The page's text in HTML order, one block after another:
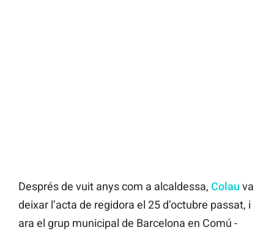
Després de vuit anys com a alcaldessa, Colau va
deixar l’acta de regidora el 25 d’octubre passat, i
ara el grup municipal de Barcelona en Comú -